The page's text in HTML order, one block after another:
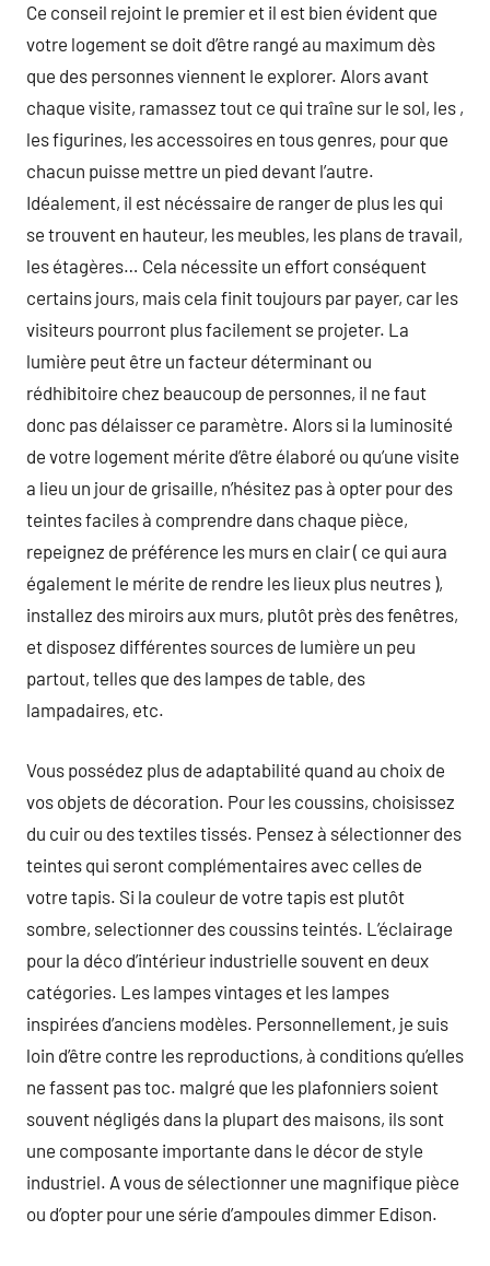
Ce conseil rejoint le premier et il est bien évident que
votre logement se doit d’être rangé au maximum dès
que des personnes viennent le explorer. Alors avant
chaque visite, ramassez tout ce qui traîne sur le sol, les ,
les figurines, les accessoires en tous genres, pour que
chacun puisse mettre un pied devant l’autre.
Idéalement, il est nécéssaire de ranger de plus les qui
se trouvent en hauteur, les meubles, les plans de travail,
les étagères… Cela nécessite un effort conséquent
certains jours, mais cela finit toujours par payer, car les
visiteurs pourront plus facilement se projeter. La
lumière peut être un facteur déterminant ou
rédhibitoire chez beaucoup de personnes, il ne faut
donc pas délaisser ce paramètre. Alors si la luminosité
de votre logement mérite d’être élaboré ou qu’une visite
a lieu un jour de grisaille, n’hésitez pas à opter pour des
teintes faciles à comprendre dans chaque pièce,
repeignez de préférence les murs en clair ( ce qui aura
également le mérite de rendre les lieux plus neutres ),
installez des miroirs aux murs, plutôt près des fenêtres,
et disposez différentes sources de lumière un peu
partout, telles que des lampes de table, des
lampadaires, etc.
Vous possédez plus de adaptabilité quand au choix de
vos objets de décoration. Pour les coussins, choisissez
du cuir ou des textiles tissés. Pensez à sélectionner des
teintes qui seront complémentaires avec celles de
votre tapis. Si la couleur de votre tapis est plutôt
sombre, selectionner des coussins teintés. L’éclairage
pour la déco d’intérieur industrielle souvent en deux
catégories. Les lampes vintages et les lampes
inspirées d’anciens modèles. Personnellement, je suis
loin d’être contre les reproductions, à conditions qu’elles
ne fassent pas toc. malgré que les plafonniers soient
souvent négligés dans la plupart des maisons, ils sont
une composante importante dans le décor de style
industriel. A vous de sélectionner une magnifique pièce
ou d’opter pour une série d’ampoules dimmer Edison.